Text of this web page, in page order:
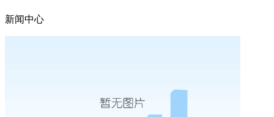
新闻中心